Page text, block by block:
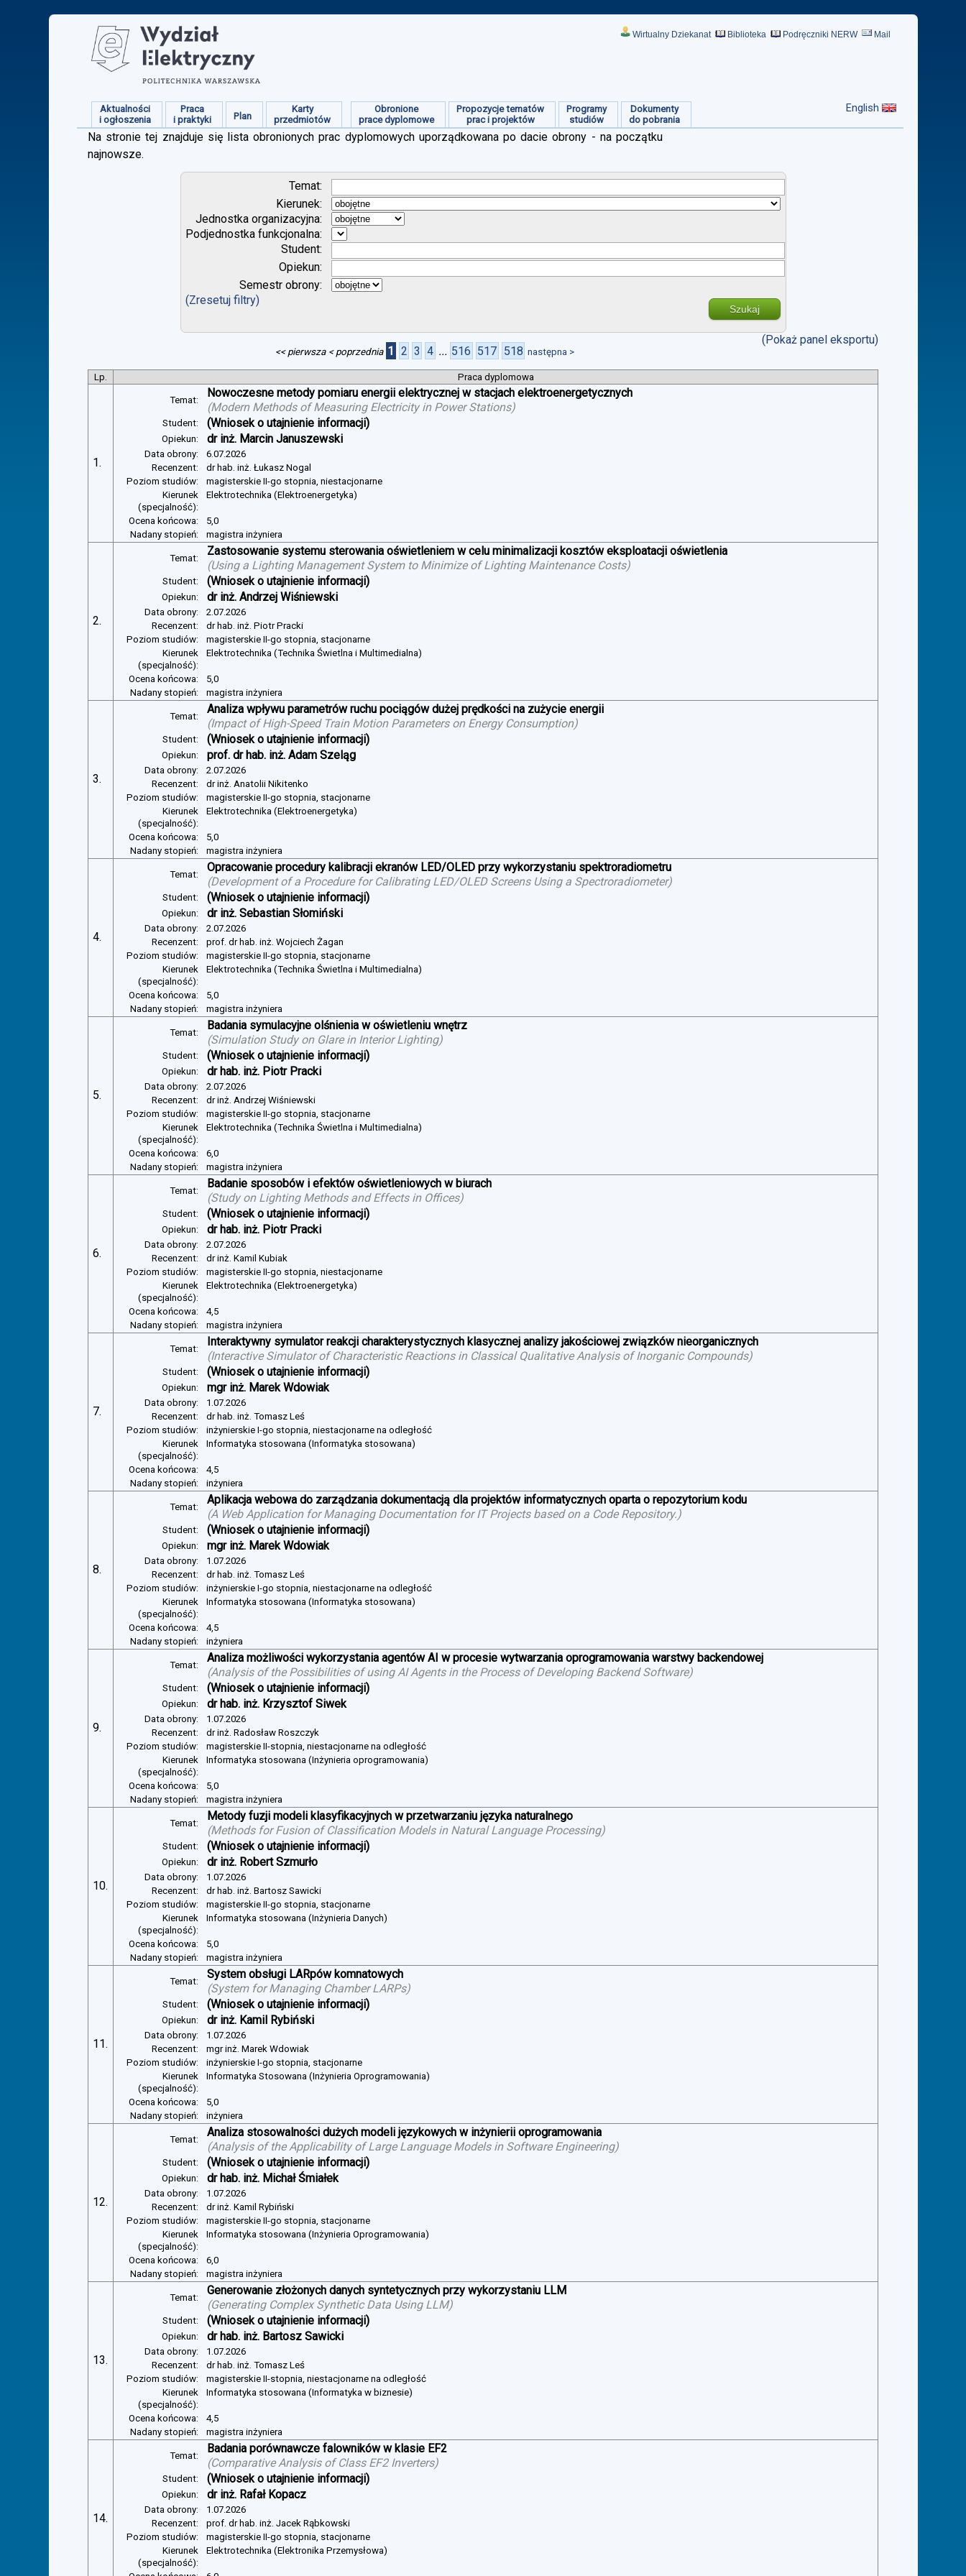
Wirtualny Dziekanat Biblioteka Podręczniki NERW Mail
Aktualności
i ogłoszenia
Praca
i praktyki
Plan
Karty
przedmiotów
Obronione
prace dyplomowe
Propozycje tematów
prac i projektów
Programy
studiów
Dokumenty
do pobrania
English
Na stronie tej znajduje się lista obronionych prac dyplomowych uporządkowana po dacie obrony - na początku
najnowsze.
Temat:
Kierunek:
Jednostka organizacyjna:
Podjednostka funkcjonalna:
Student:
Opiekun:
Semestr obrony:
(Zresetuj filtry)
Szukaj
(Pokaż panel eksportu)
<< pierwsza < poprzednia 1 2 3 4 ... 516 517 518 następna >
Lp. Praca dyplomowa
1.
Temat:
Nowoczesne metody pomiaru energii elektrycznej w stacjach elektroenergetycznych
(Modern Methods of Measuring Electricity in Power Stations)
Student: (Wniosek o utajnienie informacji)
Opiekun: dr inż. Marcin Januszewski
Data obrony:
6.07.2026
Recenzent:
dr hab. inż. Łukasz Nogal
Poziom studiów:
magisterskie II-go stopnia, niestacjonarne
Kierunek
(specjalność):
Elektrotechnika (Elektroenergetyka)
Ocena końcowa:
5,0
Nadany stopień:
magistra inżyniera
2.
Temat:
Zastosowanie systemu sterowania oświetleniem w celu minimalizacji kosztów eksploatacji oświetlenia
(Using a Lighting Management System to Minimize of Lighting Maintenance Costs)
Student: (Wniosek o utajnienie informacji)
Opiekun: dr inż. Andrzej Wiśniewski
Data obrony:
2.07.2026
Recenzent:
dr hab. inż. Piotr Pracki
Poziom studiów:
magisterskie II-go stopnia, stacjonarne
Kierunek
(specjalność):
Elektrotechnika (Technika Świetlna i Multimedialna)
Ocena końcowa:
5,0
Nadany stopień:
magistra inżyniera
3.
Temat:
Analiza wpływu parametrów ruchu pociągów dużej prędkości na zużycie energii
(Impact of High-Speed Train Motion Parameters on Energy Consumption)
Student: (Wniosek o utajnienie informacji)
Opiekun: prof. dr hab. inż. Adam Szeląg
Data obrony:
2.07.2026
Recenzent:
dr inż. Anatolii Nikitenko
Poziom studiów:
magisterskie II-go stopnia, stacjonarne
Kierunek
(specjalność):
Elektrotechnika (Elektroenergetyka)
Ocena końcowa:
5,0
Nadany stopień:
magistra inżyniera
4.
Temat:
Opracowanie procedury kalibracji ekranów LED/OLED przy wykorzystaniu spektroradiometru
(Development of a Procedure for Calibrating LED/OLED Screens Using a Spectroradiometer)
Student: (Wniosek o utajnienie informacji)
Opiekun: dr inż. Sebastian Słomiński
Data obrony:
2.07.2026
Recenzent:
prof. dr hab. inż. Wojciech Żagan
Poziom studiów:
magisterskie II-go stopnia, stacjonarne
Kierunek
(specjalność):
Elektrotechnika (Technika Świetlna i Multimedialna)
Ocena końcowa:
5,0
Nadany stopień:
magistra inżyniera
5.
Temat:
Badania symulacyjne olśnienia w oświetleniu wnętrz
(Simulation Study on Glare in Interior Lighting)
Student: (Wniosek o utajnienie informacji)
Opiekun: dr hab. inż. Piotr Pracki
Data obrony:
2.07.2026
Recenzent:
dr inż. Andrzej Wiśniewski
Poziom studiów:
magisterskie II-go stopnia, stacjonarne
Kierunek
(specjalność):
Elektrotechnika (Technika Świetlna i Multimedialna)
Ocena końcowa:
6,0
Nadany stopień:
magistra inżyniera
6.
Temat:
Badanie sposobów i efektów oświetleniowych w biurach
(Study on Lighting Methods and Effects in Offices)
Student: (Wniosek o utajnienie informacji)
Opiekun: dr hab. inż. Piotr Pracki
Data obrony:
2.07.2026
Recenzent:
dr inż. Kamil Kubiak
Poziom studiów:
magisterskie II-go stopnia, niestacjonarne
Kierunek
(specjalność):
Elektrotechnika (Elektroenergetyka)
Ocena końcowa:
4,5
Nadany stopień:
magistra inżyniera
7.
Temat:
Interaktywny symulator reakcji charakterystycznych klasycznej analizy jakościowej związków nieorganicznych
(Interactive Simulator of Characteristic Reactions in Classical Qualitative Analysis of Inorganic Compounds)
Student: (Wniosek o utajnienie informacji)
Opiekun: mgr inż. Marek Wdowiak
Data obrony:
1.07.2026
Recenzent:
dr hab. inż. Tomasz Leś
Poziom studiów:
inżynierskie I-go stopnia, niestacjonarne na odległość
Kierunek
(specjalność):
Informatyka stosowana (Informatyka stosowana)
Ocena końcowa:
4,5
Nadany stopień:
inżyniera
8.
Temat:
Aplikacja webowa do zarządzania dokumentacją dla projektów informatycznych oparta o repozytorium kodu
(A Web Application for Managing Documentation for IT Projects based on a Code Repository. )
Student: (Wniosek o utajnienie informacji)
Opiekun: mgr inż. Marek Wdowiak
Data obrony:
1.07.2026
Recenzent:
dr hab. inż. Tomasz Leś
Poziom studiów:
inżynierskie I-go stopnia, niestacjonarne na odległość
Kierunek
(specjalność):
Informatyka stosowana (Informatyka stosowana)
Ocena końcowa:
4,5
Nadany stopień:
inżyniera
9.
Temat:
Analiza możliwości wykorzystania agentów AI w procesie wytwarzania oprogramowania warstwy backendowej
(Analysis of the Possibilities of using AI Agents in the Process of Developing Backend Software)
Student: (Wniosek o utajnienie informacji)
Opiekun: dr hab. inż. Krzysztof Siwek
Data obrony:
1.07.2026
Recenzent:
dr inż. Radosław Roszczyk
Poziom studiów:
magisterskie II-stopnia, niestacjonarne na odległość
Kierunek
(specjalność):
Informatyka stosowana (Inżynieria oprogramowania)
Ocena końcowa:
5,0
Nadany stopień:
magistra inżyniera
10.
Temat:
Metody fuzji modeli klasyfikacyjnych w przetwarzaniu języka naturalnego
(Methods for Fusion of Classification Models in Natural Language Processing)
Student: (Wniosek o utajnienie informacji)
Opiekun: dr inż. Robert Szmurło
Data obrony:
1.07.2026
Recenzent:
dr hab. inż. Bartosz Sawicki
Poziom studiów:
magisterskie II-go stopnia, stacjonarne
Kierunek
(specjalność):
Informatyka stosowana (Inżynieria Danych)
Ocena końcowa:
5,0
Nadany stopień:
magistra inżyniera
11.
Temat:
System obsługi LARpów komnatowych
(System for Managing Chamber LARPs)
Student: (Wniosek o utajnienie informacji)
Opiekun: dr inż. Kamil Rybiński
Data obrony:
1.07.2026
Recenzent:
mgr inż. Marek Wdowiak
Poziom studiów:
inżynierskie I-go stopnia, stacjonarne
Kierunek
(specjalność):
Informatyka Stosowana (Inżynieria Oprogramowania)
Ocena końcowa:
5,0
Nadany stopień:
inżyniera
12.
Temat:
Analiza stosowalności dużych modeli językowych w inżynierii oprogramowania
(Analysis of the Applicability of Large Language Models in Software Engineering)
Student: (Wniosek o utajnienie informacji)
Opiekun: dr hab. inż. Michał Śmiałek
Data obrony:
1.07.2026
Recenzent:
dr inż. Kamil Rybiński
Poziom studiów:
magisterskie II-go stopnia, stacjonarne
Kierunek
(specjalność):
Informatyka stosowana (Inżynieria Oprogramowania)
Ocena końcowa:
6,0
Nadany stopień:
magistra inżyniera
13.
Temat:
Generowanie złożonych danych syntetycznych przy wykorzystaniu LLM
(Generating Complex Synthetic Data Using LLM)
Student: (Wniosek o utajnienie informacji)
Opiekun: dr hab. inż. Bartosz Sawicki
Data obrony:
1.07.2026
Recenzent:
dr hab. inż. Tomasz Leś
Poziom studiów:
magisterskie II-stopnia, niestacjonarne na odległość
Kierunek
(specjalność):
Informatyka stosowana (Informatyka w biznesie)
Ocena końcowa:
4,5
Nadany stopień:
magistra inżyniera
14.
Temat:
Badania porównawcze falowników w klasie EF2
(Comparative Analysis of Class EF2 Inverters)
Student: (Wniosek o utajnienie informacji)
Opiekun: dr inż. Rafał Kopacz
Data obrony:
1.07.2026
Recenzent:
prof. dr hab. inż. Jacek Rąbkowski
Poziom studiów:
magisterskie II-go stopnia, stacjonarne
Kierunek
(specjalność):
Elektrotechnika (Elektronika Przemysłowa)